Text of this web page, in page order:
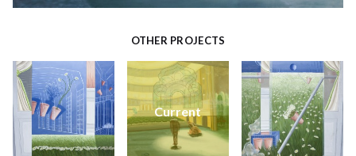
OTHER PROJECTS
Current